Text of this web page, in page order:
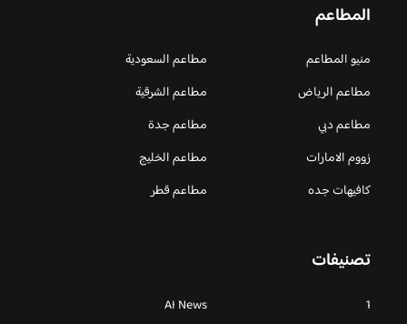
المطاعم
منيو المطاعم
مطاعم السعودية
مطاعم الرياض
مطاعم الشرقية
مطاعم دبي
مطاعم جدة
زووم الامارات
مطاعم الخليج
كافيهات جده
مطاعم قطر
تصنيفات
1
AI News